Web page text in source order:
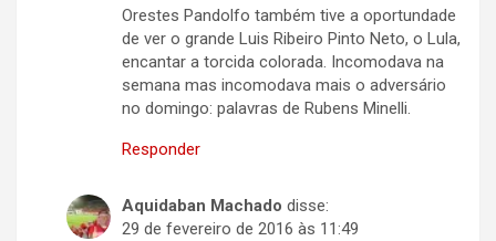
Orestes Pandolfo também tive a oportundade
de ver o grande Luis Ribeiro Pinto Neto, o Lula,
encantar a torcida colorada. Incomodava na
semana mas incomodava mais o adversário
no domingo: palavras de Rubens Minelli.
Responder
Aquidaban Machado disse:
29 de fevereiro de 2016 às 11:49